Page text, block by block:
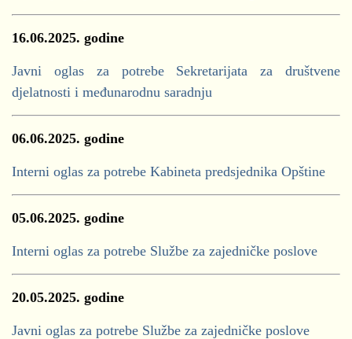
16.06.2025. godine
Javni oglas za potrebe Sekretarijata za društvene
djelatnosti i međunarodnu saradnju
06.06.2025. godine
Interni oglas za potrebe Kabineta predsjednika Opštine
05.06.2025. godine
Interni oglas za potrebe Službe za zajedničke poslove
20.05.2025. godine
Javni oglas za potrebe Službe za zajedničke poslove